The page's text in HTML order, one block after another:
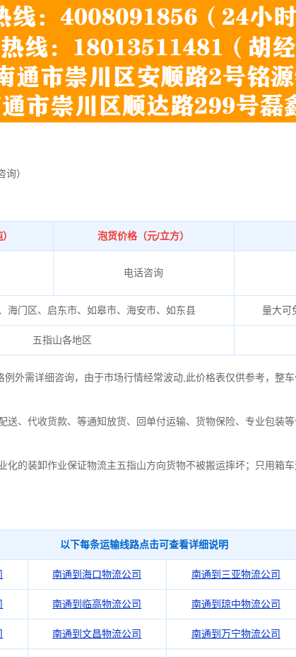
）
泡货价格（元/立方）
电话咨询
海门区、启东市、如皋市、海安市、如东县 量大可
五指山各地区
外需详细咨询，由于市场行情经常波动,此价格表仅供参考，整车
、代收货款、等通知放货、回单付运输、货物保险、专业包装等
化的装卸作业保证物流主五指山方向货物不被搬运摔坏；只用箱
以下每条运输线路点击可查看详细说明
南通到海口物流公司 南通到三亚物流公司
南通到临高物流公司 南通到琼中物流公司
南通到文昌物流公司 南通到万宁物流公司